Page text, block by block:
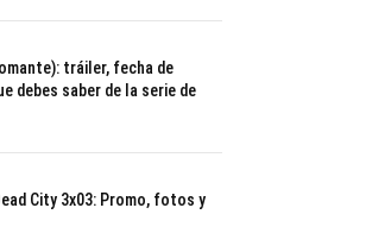
tráiler, fecha de
debes saber de la serie de
City 3x03: Promo, fotos y